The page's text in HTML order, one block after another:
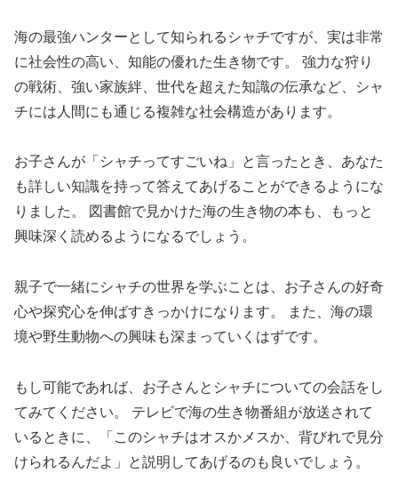
海の最強ハンターとして知られるシャチですが、実は非常
に社会性の高い、知能の優れた生き物です。 強力な狩り
の戦術、強い家族絆、世代を超えた知識の伝承など、シャ
チには人間にも通じる複雑な社会構造があります。
お子さんが「シャチってすごいね」と言ったとき、あなた
も詳しい知識を持って答えてあげることができるようにな
りました。 図書館で見かけた海の生き物の本も、もっと
興味深く読めるようになるでしょう。
親子で一緒にシャチの世界を学ぶことは、お子さんの好奇
心や探究心を伸ばすきっかけになります。 また、海の環
境や野生動物への興味も深まっていくはずです。
もし可能であれば、お子さんとシャチについての会話をし
てみてください。 テレビで海の生き物番組が放送されて
いるときに、「このシャチはオスかメスか、背びれで見分
けられるんだよ」と説明してあげるのも良いでしょう。